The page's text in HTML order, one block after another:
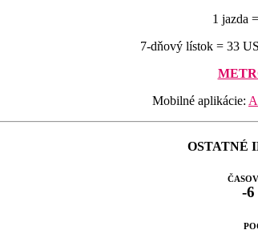
1 jazda
7-dňový lístok = 33
Mobilné aplikácie:
OSTATNÉ
-